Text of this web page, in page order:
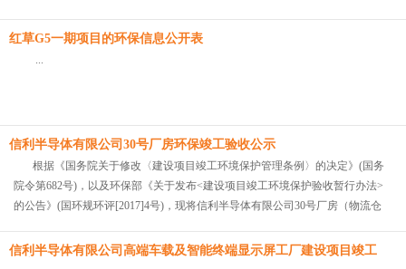
红草G5一期项目的环保信息公开表
信利半导体有限公司30号厂房环保竣工验收公示
根据《国务院关于修改〈建设项目竣工环境保护管理条例〉的决定》(国务
院令第682号)，以及环保部《关于发布<建设项目竣工环境保护验收暂行办法>
的公告》(国环规环评[2017]4号)，现将信利半导体有限公司30号厂房（物流仓
号厂房（物流仓库）项目竣工环境保护验收报...
信利半导体有限公司高端车载及智能终端显示屏工厂建设项目竣工